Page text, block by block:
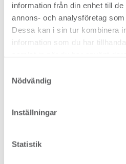
information från din enhet till
annons- och analysföretag
Dessa kan i sin tur kombinera
information som du har
Nödvändig
Inställningar
Statistik
EPD -
Certificate of